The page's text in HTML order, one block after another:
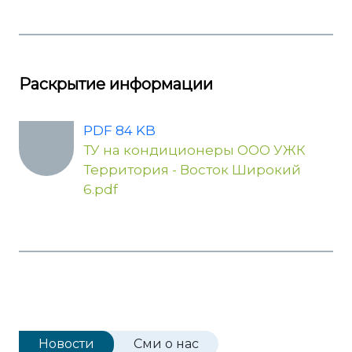
Раскрытие информации
PDF 84 KB
ТУ на кондиционеры ООО УЖК
Территория - Восток Широкий
6.pdf
Новости Сми о нас